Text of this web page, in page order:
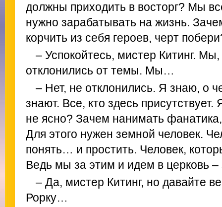
должны приходить в восторг? Мы
нужно зарабатывать на жизнь.
корчить из себя героев, черт
– Успокойтесь, мистер Китинг.
отклонились от темы. Мы…
– Нет, не отклонились. Я знаю, о
знают. Все, кто здесь
не ясно? Зачем нанимать
Для этого нужен земной человек.
понять… и простить. Человек,
Ведь мы за этим и идем в церковь
– Да, мистер Китинг, но давайте
Рорку…